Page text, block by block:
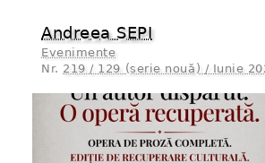
Andreea SEPI
Evenimente
Nr. 219 / 129 (serie nouă) / Iunie